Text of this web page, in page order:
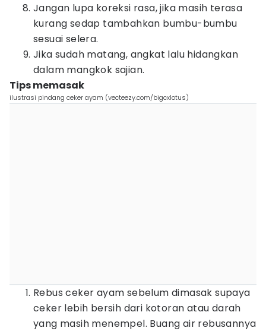
Jangan lupa koreksi rasa, jika masih terasa
kurang sedap tambahkan bumbu-bumbu
sesuai selera.
Jika sudah matang, angkat lalu hidangkan
dalam mangkok sajian.
Tips memasak
ilustrasi pindang ceker ayam (vecteezy.com/bigcxlotus)
Rebus ceker ayam sebelum dimasak supaya
ceker lebih bersih dari kotoran atau darah
yang masih menempel. Buang air rebusannya